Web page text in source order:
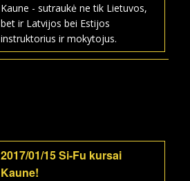
Kaune - sutraukė ne tik Lietuvos,
bet ir Latvijos bei Estijos
instruktorius ir mokytojus.
2017/01/15 Si-Fu kursai
Kaune!